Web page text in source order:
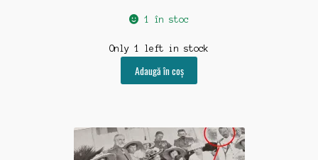
1 în stoc
Only 1 left in stock
Adaugă în coș